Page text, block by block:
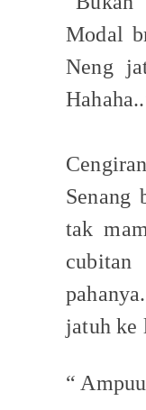
Modal
Neng
Senang
tak
jatuh ke
“